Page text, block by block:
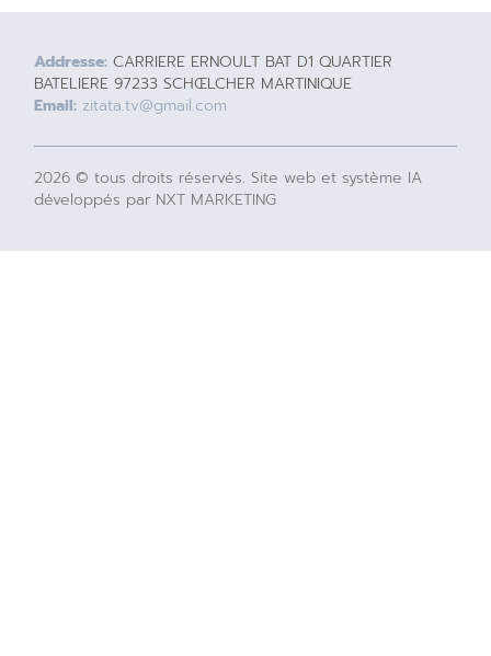
Addresse: CARRIERE ERNOULT BAT D1 QUARTIER
BATELIERE 97233 SCHŒLCHER MARTINIQUE
Email: zitata.tv@gmail.com
2026 © tous droits réservés. Site web et système IA
développés par NXT MARKETING